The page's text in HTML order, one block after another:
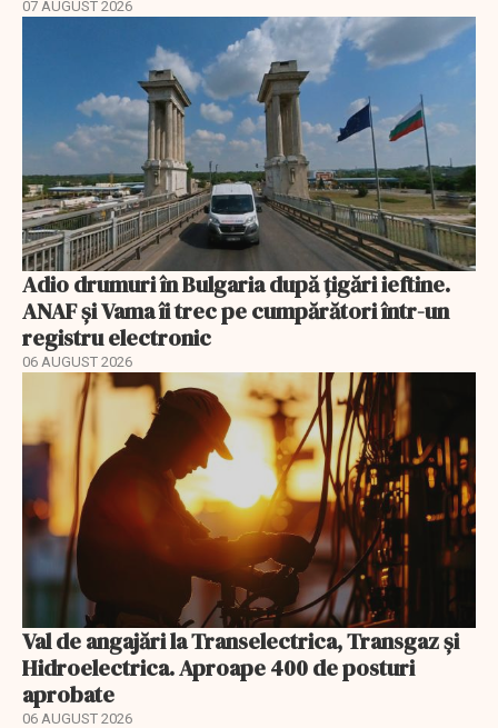
07 AUGUST 2026
Adio drumuri în Bulgaria după țigări ieftine.
ANAF și Vama îi trec pe cumpărători într-un
registru electronic
06 AUGUST 2026
Val de angajări la Transelectrica, Transgaz și
Hidroelectrica. Aproape 400 de posturi
aprobate
06 AUGUST 2026